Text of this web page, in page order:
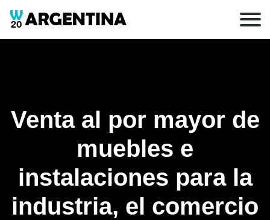
Venta al por mayor de
muebles e
instalaciones para la
industria, el comercio